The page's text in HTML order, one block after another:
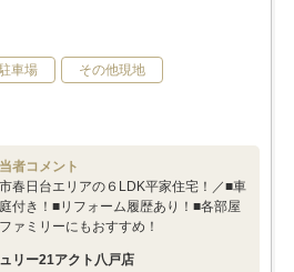
車場 その他現地
者コメント
春日台エリアの６LDK平家住宅！／■車
付き！■リフォーム履歴あり！■各部屋
ァミリーにもおすすめ！
リー21アクト八戸店